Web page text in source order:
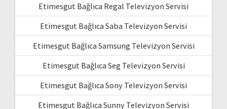
Etimesgut Bağlıca Regal Televizyon Servisi
Etimesgut Bağlıca Saba Televizyon Servisi
Etimesgut Bağlıca Samsung Televizyon Servisi
Etimesgut Bağlıca Seg Televizyon Servisi
Etimesgut Bağlıca Sony Televizyon Servisi
Etimesgut Bağlıca Sunny Televizyon Servisi